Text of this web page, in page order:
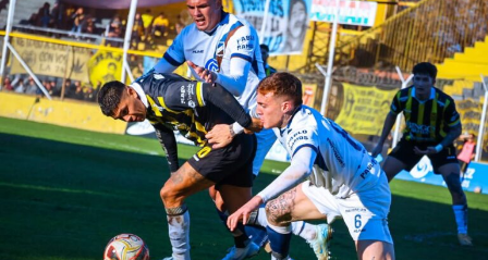
La llegada de Federico Gobetti se da en el marco de la
planificación deportiva de Salta Basket para una nueva
edición de La Liga Argentina. El club continúa sumando
jugadores con recorrido y compromiso, pensando en un
plantel competitivo y con aspiraciones importantes.
El propio jugador expresó su entusiasmo por la
propuesta y destacó el peso institucional de Salta